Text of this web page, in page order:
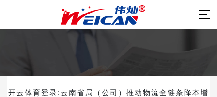
开云体育登录:云南省局（公司）推动物流全链条降本增